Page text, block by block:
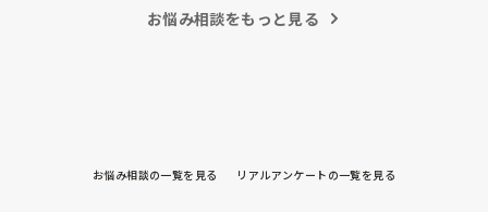
お悩み相談をもっと見る
お悩み相談の一覧を見る リアルアンケートの一覧を見る